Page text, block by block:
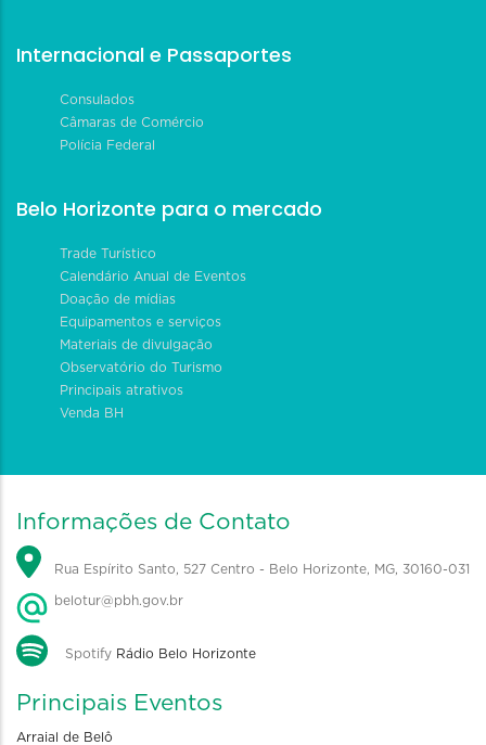
Internacional e Passaportes
Consulados
Câmaras de Comércio
Polícia Federal
Belo Horizonte para o mercado
Trade Turístico
Calendário Anual de Eventos
Doação de mídias
Equipamentos e serviços
Materiais de divulgação
Observatório do Turismo
Principais atrativos
Venda BH
Informações de Contato
Rua Espírito Santo, 527 Centro - Belo Horizonte, MG, 30160-031
belotur@pbh.gov.br
Spotify Rádio Belo Horizonte
Principais Eventos
Arraial de Belô